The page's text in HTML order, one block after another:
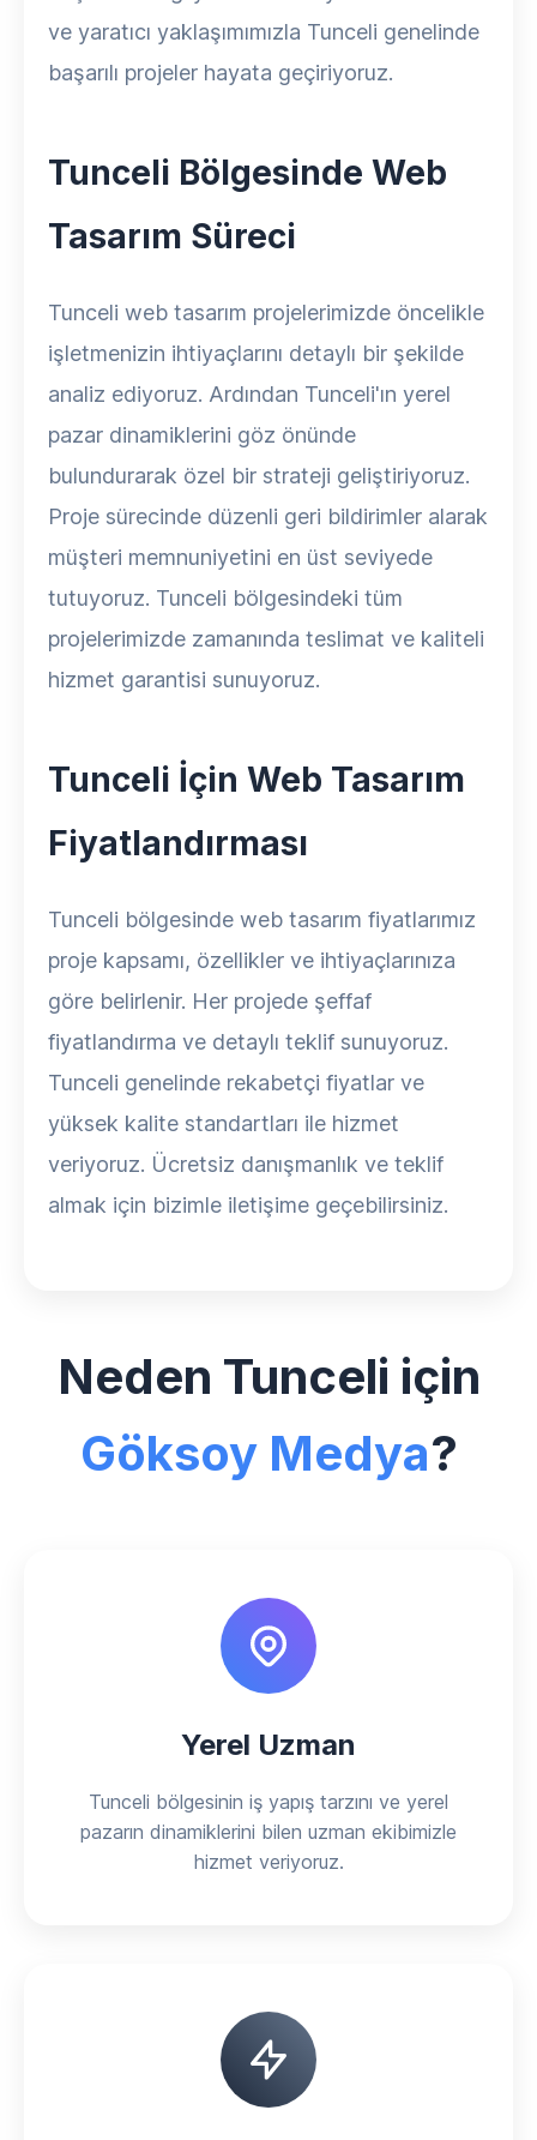
ve yaratıcı yaklaşımımızla Tunceli genelinde
başarılı projeler hayata geçiriyoruz.
Tunceli Bölgesinde Web
Tasarım Süreci
Tunceli web tasarım projelerimizde öncelikle
işletmenizin ihtiyaçlarını detaylı bir şekilde
analiz ediyoruz. Ardından Tunceli'ın yerel
pazar dinamiklerini göz önünde
bulundurarak özel bir strateji geliştiriyoruz.
Proje sürecinde düzenli geri bildirimler alarak
müşteri memnuniyetini en üst seviyede
tutuyoruz. Tunceli bölgesindeki tüm
projelerimizde zamanında teslimat ve kaliteli
hizmet garantisi sunuyoruz.
Tunceli İçin Web Tasarım
Fiyatlandırması
Tunceli bölgesinde web tasarım fiyatlarımız
proje kapsamı, özellikler ve ihtiyaçlarınıza
göre belirlenir. Her projede şeffaf
fiyatlandırma ve detaylı teklif sunuyoruz.
Tunceli genelinde rekabetçi fiyatlar ve
yüksek kalite standartları ile hizmet
veriyoruz. Ücretsiz danışmanlık ve teklif
almak için bizimle iletişime geçebilirsiniz.
Neden Tunceli için
Göksoy Medya?
Yerel Uzman
Tunceli bölgesinin iş yapış tarzını ve yerel
pazarın dinamiklerini bilen uzman ekibimizle
hizmet veriyoruz.